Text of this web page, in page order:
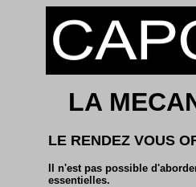
LA
LE RENDEZ VOUS
Il n'est pas possible
essentielles.